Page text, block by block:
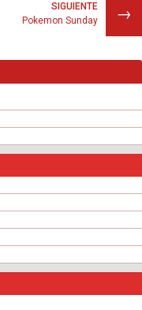
→
SIGUIENTE
Pokemon Sunday